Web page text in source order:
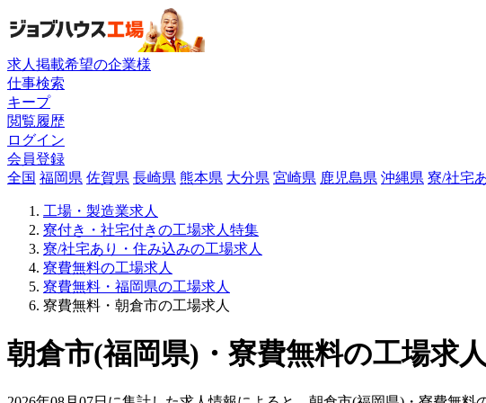
求人掲載希望の企業様
仕事検索
キープ
閲覧履歴
ログイン
会員登録
全国 福岡県 佐賀県 長崎県 熊本県 大分県 宮崎県 鹿児島県 沖縄県 寮/社宅
工場・製造業求人
寮付き・社宅付きの工場求人特集
寮/社宅あり・住み込みの工場求人
寮費無料の工場求人
寮費無料・福岡県の工場求人
寮費無料・朝倉市の工場求人
朝倉市(福岡県)・寮費無料の工場求